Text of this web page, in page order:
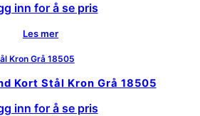
inn for å se pris
Les mer
Kort Stål Kron Grå 18505
inn for å se pris